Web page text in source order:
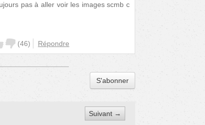
pas à aller voir les images scmb c
(46) Répondre
S'abonner
Suivant →